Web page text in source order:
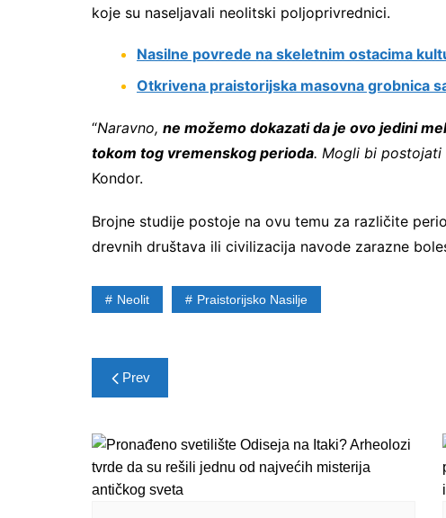
koje su naseljavali neolitski poljoprivrednici.
Nasilne povrede na skeletnim ostacima
Otkrivena praistorijska masovna grobnica
“Naravno, ne možemo dokazati da je ovo jedini
tokom tog vremenskog perioda. Mogli bi postojati
Kondor.
Brojne studije postoje na ovu temu za različite
drevnih društava ili civilizacija navode zarazne
Neolit Praistorijsko Nasilje
Post
navigation
Prev